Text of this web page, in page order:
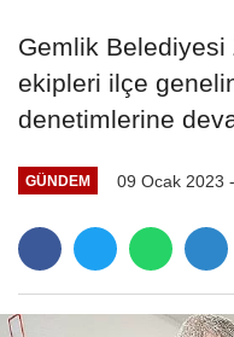
Gemlik Belediyesi
ekipleri ilçe
denetimlerine
GÜNDEM 09 Ocak 2023